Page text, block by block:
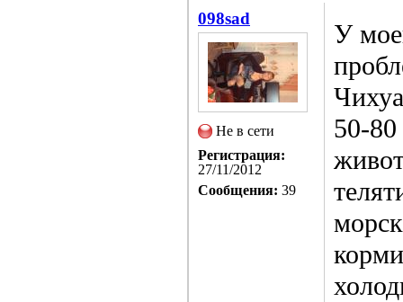
098sad
Не в сети
Регистрация:
27/11/2012
Сообщения: 39
У
50-